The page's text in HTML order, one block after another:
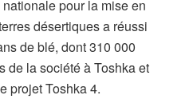
pour la mise en
désertiques a réussi
de blé, dont 310 000
de la société à Toshka et
projet Toshka 4.